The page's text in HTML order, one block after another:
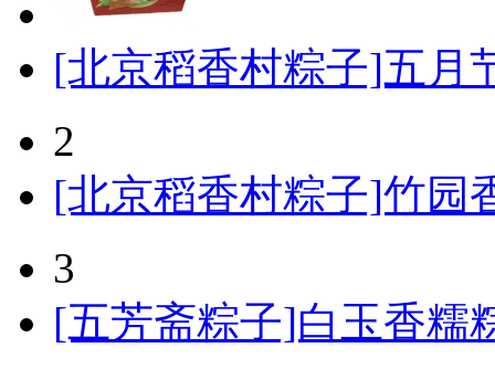
[北京稻香村粽子]五月
2
[北京稻香村粽子]竹园
3
[五芳斋粽子]白玉香糯